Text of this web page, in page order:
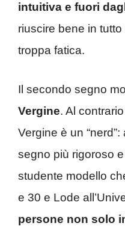
intuitiva e fuori
riuscire bene in
troppa fatica.
Il secondo segno
Vergine. Al
Vergine è un
segno più rigoroso
studente modello
e 30 e Lode
persone non solo